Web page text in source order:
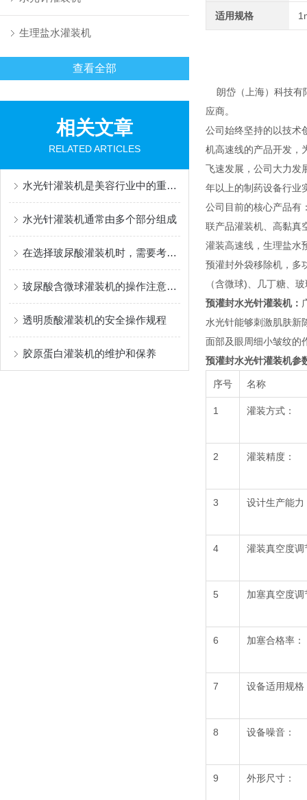
生理盐水灌装机
查看全部
相关文章
RELATED ARTICLES
水光针灌装机是美容行业中的重要设备
水光针灌装机通常由多个部分组成
在选择玻尿酸灌装机时，需要考虑以下几个因素
玻尿酸含微球灌装机的操作注意事项
透明质酸灌装机的安全操作规程
胶原蛋白灌装机的维护和保养
适用规格
朗岱（上海）科技有
应商。
公司始终坚持的以技术
机高速线的产品开发，
飞速发展，公司大力发
年以上的制药设备行业
公司目前的核心产品有
联产品灌装机、高黏真
灌装高速线，生理盐水
预灌封外袋移除机，多
（含微球)、几丁糖、
预灌封水光针灌装机：
水光针能够刺激肌肤新
面部及眼周细小皱纹的
预灌封水光针灌装机参
序号 名称
1 灌装方式：
2 灌装精度：
3 设计生产能力
4 灌装真空度调
5 加塞真空度调
6 加塞合格率：
7 设备适用规格
8 设备噪音：
9 外形尺寸：